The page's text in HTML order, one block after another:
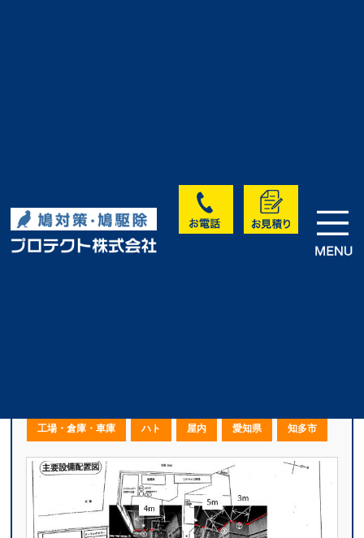
HOME >実績・お客様の声>未分類
工場の鳩駆除・鳩対策｜愛知県
工場・倉庫・車庫 ハト 屋内 愛知県 知多市